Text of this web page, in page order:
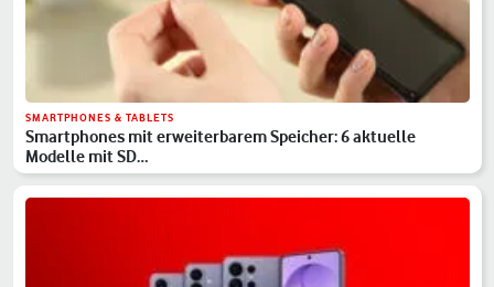
SMARTPHONES & TABLETS
Smartphones mit erweiterbarem Speicher: 6 aktuelle
Modelle mit SD…